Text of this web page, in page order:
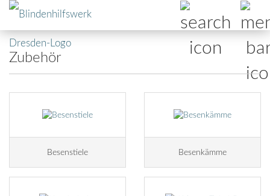
Zubehör
Besenstiele Besenkämme